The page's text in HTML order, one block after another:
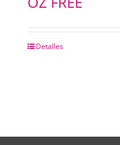
Detalles